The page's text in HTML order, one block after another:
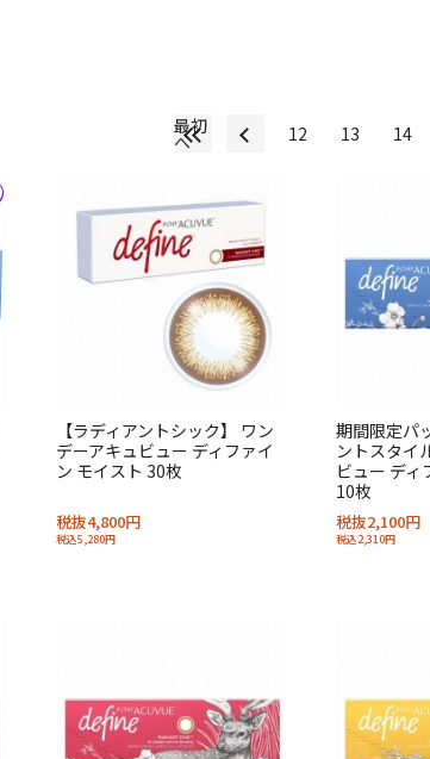
最初
へ 12 13 14
【ラディアントシック】 ワン
デーアキュビュー ディファイ
ン モイスト 30枚
税抜4,800円
税込5,280円
期間限定パ
ントスタイ
ビュー ディ
10枚
税抜2,100円
税込2,310円